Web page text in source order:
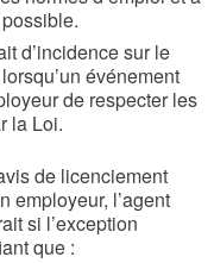
d’incidence sur le
événement
de respecter les
la Loi.
de licenciement
employeur, l’agent
si l’exception
que :